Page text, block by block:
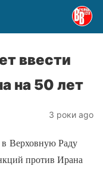
ввести
на 50 лет
3 роки ago
Верховную Раду
против Ирана